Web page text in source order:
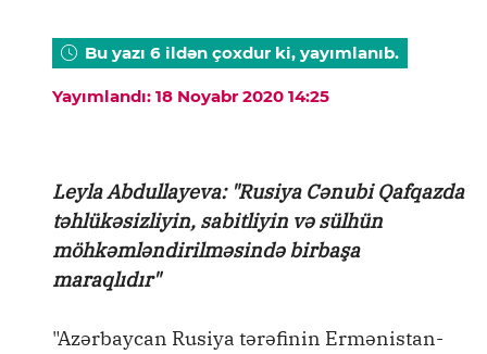
Bu yazı 6 ildən çoxdur ki, yayımlanıb.
Yayımlandı: 18 Noyabr 2020 14:25
Leyla Abdullayeva: "Rusiya Cənubi Qafqazda
təhlükəsizliyin, sabitliyin və sülhün
möhkəmləndirilməsində birbaşa
maraqlıdır"
"Azərbaycan Rusiya tərəfinin Ermənistan-